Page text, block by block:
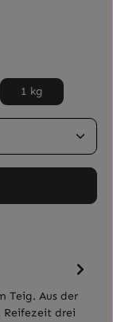
1 kg
Wert ein
Teig. Aus der
Reifezeit drei